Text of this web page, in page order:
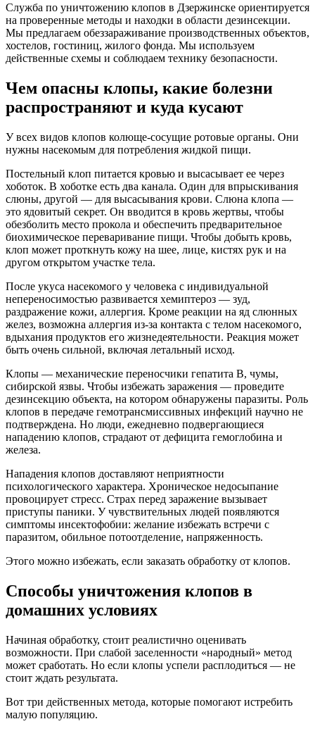
Служба по уничтожению клопов в Дзержинске ориентируется
на проверенные методы и находки в области дезинсекции.
Мы предлагаем обеззараживание производственных объектов,
хостелов, гостиниц, жилого фонда. Мы используем
действенные схемы и соблюдаем технику безопасности.
Чем опасны клопы, какие болезни
распространяют и куда кусают
У всех видов клопов колюще-сосущие ротовые органы. Они
нужны насекомым для потребления жидкой пищи.
Постельный клоп питается кровью и высасывает ее через
хоботок. В хоботке есть два канала. Один для впрыскивания
слюны, другой — для высасывания крови. Слюна клопа —
это ядовитый секрет. Он вводится в кровь жертвы, чтобы
обезболить место прокола и обеспечить предварительное
биохимическое переваривание пищи. Чтобы добыть кровь,
клоп может проткнуть кожу на шее, лице, кистях рук и на
другом открытом участке тела.
После укуса насекомого у человека с индивидуальной
непереносимостью развивается хемиптероз — зуд,
раздражение кожи, аллергия. Кроме реакции на яд слюнных
желез, возможна аллергия из-за контакта с телом насекомого,
вдыхания продуктов его жизнедеятельности. Реакция может
быть очень сильной, включая летальный исход.
Клопы — механические переносчики гепатита В, чумы,
сибирской язвы. Чтобы избежать заражения — проведите
дезинсекцию объекта, на котором обнаружены паразиты. Роль
клопов в передаче гемотрансмиссивных инфекций научно не
подтверждена. Но люди, ежедневно подвергающиеся
нападению клопов, страдают от дефицита гемоглобина и
железа.
Нападения клопов доставляют неприятности
психологического характера. Хроническое недосыпание
провоцирует стресс. Страх перед заражение вызывает
приступы паники. У чувствительных людей появляются
симптомы инсектофобии: желание избежать встречи с
паразитом, обильное потоотделение, напряженность.
Этого можно избежать, если заказать обработку от клопов.
Способы уничтожения клопов в
домашних условиях
Начиная обработку, стоит реалистично оценивать
возможности. При слабой заселенности «народный» метод
может сработать. Но если клопы успели расплодиться — не
стоит ждать результата.
Вот три действенных метода, которые помогают истребить
малую популяцию.